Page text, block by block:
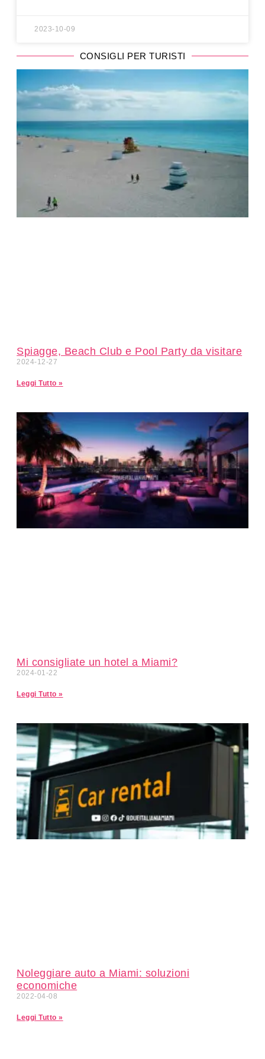
2023-10-09
CONSIGLI PER TURISTI
Spiagge, Beach Club e Pool Party da visitare
2024-12-27
Leggi Tutto »
Mi consigliate un hotel a Miami?
2024-01-22
Leggi Tutto »
Noleggiare auto a Miami: soluzioni
economiche
2022-04-08
Leggi Tutto »